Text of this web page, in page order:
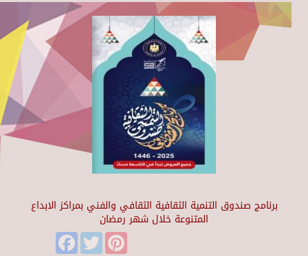
برنامج صندوق التنمية الثقافية الثقافي والفني بمراكز الابداع
المتنوعة خلال شهر رمضان
FacebookTwitter